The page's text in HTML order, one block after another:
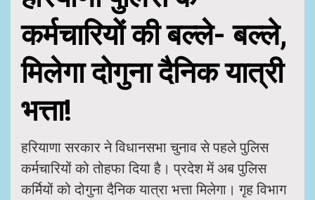
कर्मचारियों की बल्ले- बल्ले,
मिलेगा दोगुना दैनिक यात्री
भत्ता!
हरियाणा सरकार ने विधानसभा चुनाव से पहले पुलिस
कर्मचारियों को तोहफा दिया है। प्रदेश में अब पुलिस
कर्मियों को दोगुना दैनिक यात्रा भत्ता मिलेगा। गृह विभाग